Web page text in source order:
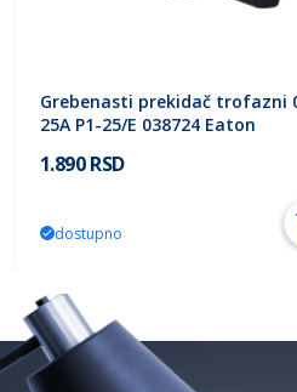
Grebenasti prekidač trofazni
25A P1-25/E 038724 Eaton
1.890 RSD
dostupno